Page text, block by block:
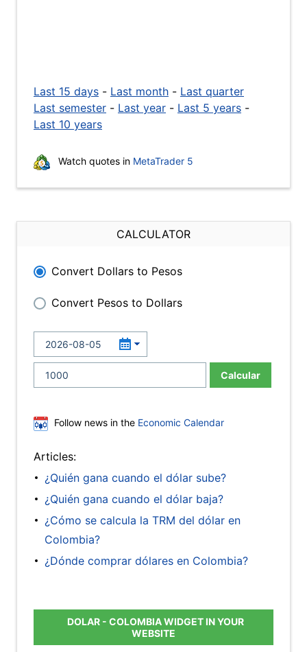
Last 15 days - Last month - Last quarter
Last semester - Last year - Last 5 years -
Last 10 years
Watch quotes in MetaTrader 5
CALCULATOR
Convert Dollars to Pesos
Convert Pesos to Dollars
Calcular
Follow news in the Economic Calendar
Articles:
¿Quién gana cuando el dólar sube?
¿Quién gana cuando el dólar baja?
¿Cómo se calcula la TRM del dólar en
Colombia?
¿Dónde comprar dólares en Colombia?
DOLAR - COLOMBIA WIDGET IN YOUR
WEBSITE